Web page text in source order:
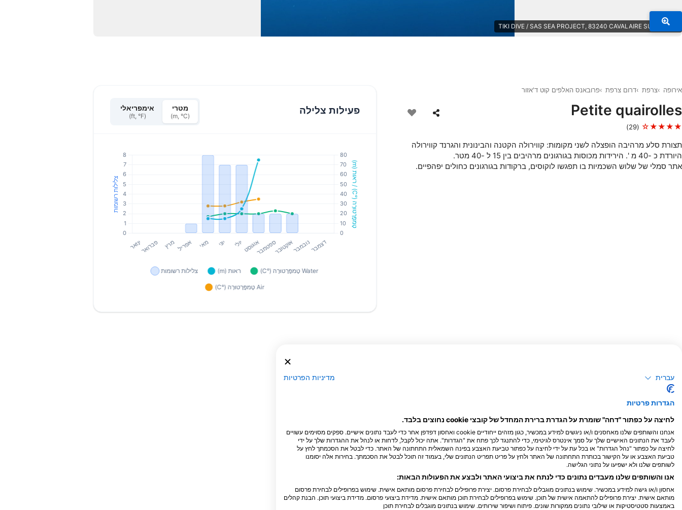
אירופה צרפת דרום צרפת פרובאנס האלפים קוט ד'אזור
Petite quairolles
★★★★☆
(29)
תצורת סלע מרהיבה הופצלה לשני מקומות: קווירולה הקטנה והבינונית והגרנד קווירולה
היורדת כ -40 מ '. הירידות מכוסות בגורגונים מרהיבים בין 15 ל -40 מטר.
אתר סמלי של שלוש השכמיות בו תפגשו לוקוסים, ברקודות בגורגונים כחולים יפהפיים.
פעילות צלילה מטרי
(m, °C)
אימפריאלי
(ft, °F)
תצפיות בעלי חיים מבוססות על תוכן שנוצר על ידי משתמשים
Alamy-WaterFrame
מורנה Shutterstock-Henry_and_Laura_Whittaker לוקוס/דקר
עברית מדיניות הפרטיות
הגדרות פרטיות
לחיצה על כפתור "דחה" שומרת על הגדרת ברירת המחדל של קובצי cookie נחוצים בלבד.
אנחנו והשותפים שלנו מאחסנים ו/או ניגשים למידע במכשיר, כגון מזהים ייחודיים cookie ואחסון דפדפן אחר כדי לעבד נתונים אישיים. ספקים מסוימים עשויים
לעבד את הנתונים האישיים שלך על סמך אינטרס לגיטימי, כדי להתנגד לכך פתח את "הגדרות". אתה יכול לקבל, לדחות או לנהל את ההגדרות שלך על ידי
לחיצה על כפתור "נהל הגדרות" או בכל עת על ידי לחיצה על כפתור טביעת האצבע בפינה השמאלית התחתונה של האתר. כדי לבטל את הסכמתך לחץ על
טביעת האצבע או על הקישור בכותרת התחתונה של האתר ולחץ על פריט תפריט הנתונים שלי, בעמוד זה תוכל לבטל את הסכמתך. בחירות אלה יסומנו
לשותפים שלנו ולא ישפיעו על נתוני הגלישה.
אנו והשותפים שלנו מעבדים נתונים כדי לנתח את ביצועי האתר ולבצע את הפעולות הבאות:
אחסון ו/או גישה למידע במכשיר. שימוש בנתונים מוגבלים לבחירת פרסום. יצירת פרופילים לבחירת פרסום מותאם אישית. שימוש בפרופילים לבחירת פרסום
מותאם אישית. יצירת פרופילים להתאמה אישית של תוכן. שימוש בפרופילים לבחירת תוכן מותאם אישית. מדידת ביצועי פרסום. מדידת ביצועי תוכן. הבנת קהלים
באמצעות סטטיסטיקות או שילובי נתונים ממקורות שונים. פיתוח ושיפור שירותים. שימוש בנתונים מוגבלים לבחירת תוכן